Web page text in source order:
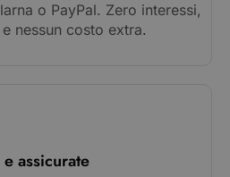
o PayPal. Zero interessi,
nessun costo extra.
assicurate